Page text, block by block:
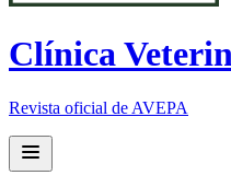
Clínica
Revista oficial de AVEPA
Open main menu